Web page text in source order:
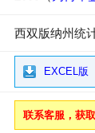
西双版纳州统
EXCEL版
联系客服，获